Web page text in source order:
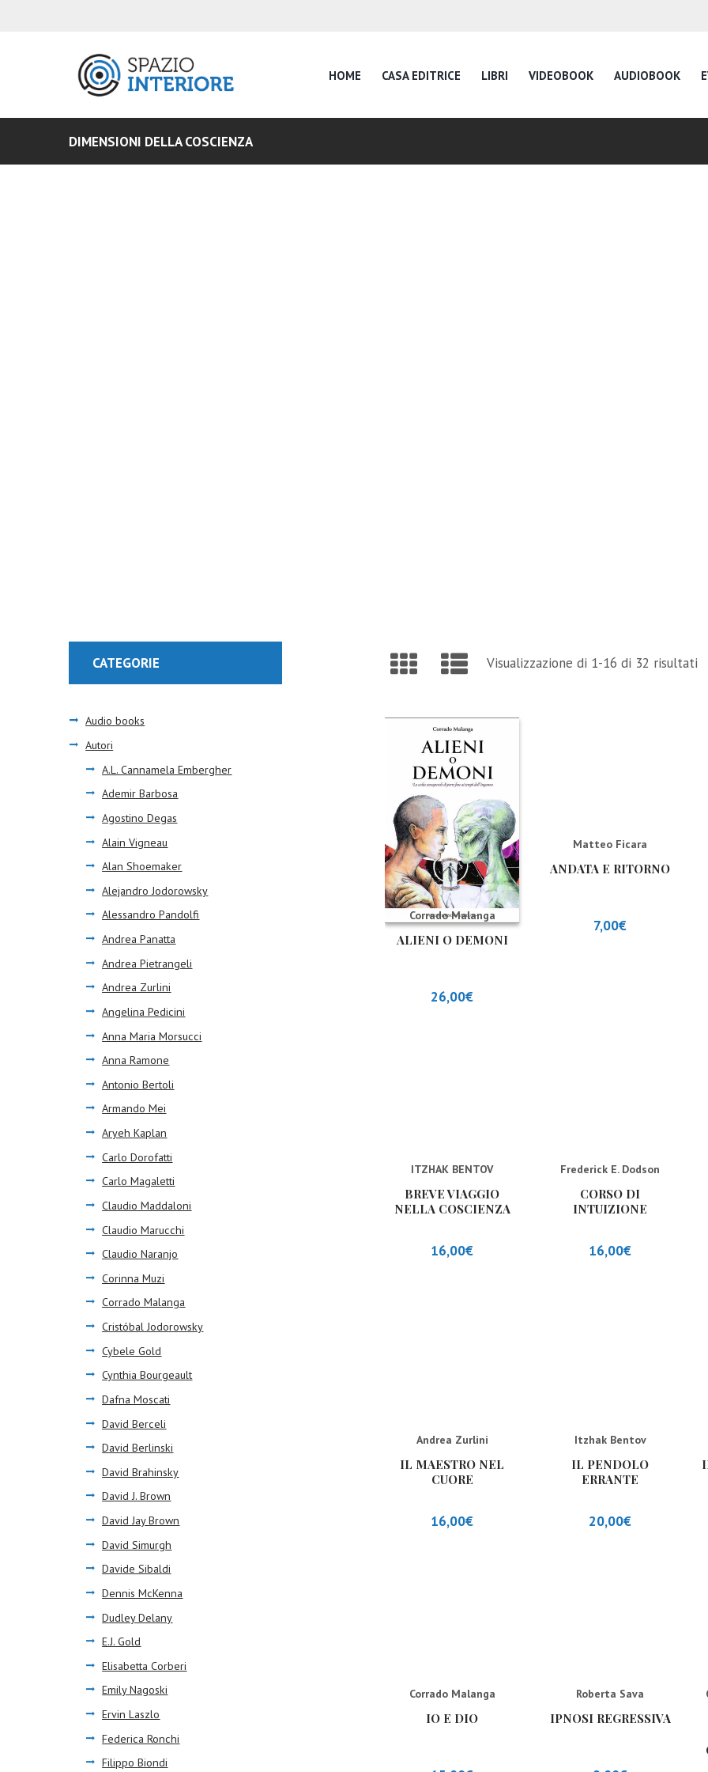
HOME CASA EDITRICE LIBRI VIDEOBOOK AUDIOBOOK
DIMENSIONI DELLA COSCIENZA
Visualizzazione di 1-16 di 32 risultati
Corrado Malanga
ALIENI O DEMONI
26,00€
Matteo Ficara
ANDATA E RITORNO
7,00€
ITZHAK BENTOV
BREVE VIAGGIO
NELLA COSCIENZA
16,00€
Frederick E. Dodson
CORSO DI
INTUIZIONE
16,00€
Andrea Zurlini
IL MAESTRO NEL
CUORE
16,00€
Itzhak Bentov
IL PENDOLO
ERRANTE
20,00€
Corrado Malanga
IO E DIO
Roberta Sava
IPNOSI REGRESSIVA
CATEGORIE
Audio books
Autori
A.L. Cannamela Embergher
Ademir Barbosa
Agostino Degas
Alain Vigneau
Alan Shoemaker
Alejandro Jodorowsky
Alessandro Pandolfi
Andrea Panatta
Andrea Pietrangeli
Andrea Zurlini
Angelina Pedicini
Anna Maria Morsucci
Anna Ramone
Antonio Bertoli
Armando Mei
Aryeh Kaplan
Carlo Dorofatti
Carlo Magaletti
Claudio Maddaloni
Claudio Marucchi
Claudio Naranjo
Corinna Muzi
Corrado Malanga
Cristóbal Jodorowsky
Cybele Gold
Cynthia Bourgeault
Dafna Moscati
David Berceli
David Berlinski
David Brahinsky
David J. Brown
David Jay Brown
David Simurgh
Davide Sibaldi
Dennis McKenna
Dudley Delany
E.J. Gold
Elisabetta Corberi
Emily Nagoski
Ervin Laszlo
Federica Ronchi
Filippo Biondi